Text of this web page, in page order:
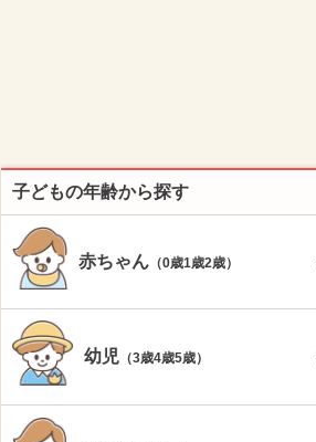
子どもの年齢から探す
赤ちゃん （0歳1歳2歳）
幼児 （3歳4歳5歳）